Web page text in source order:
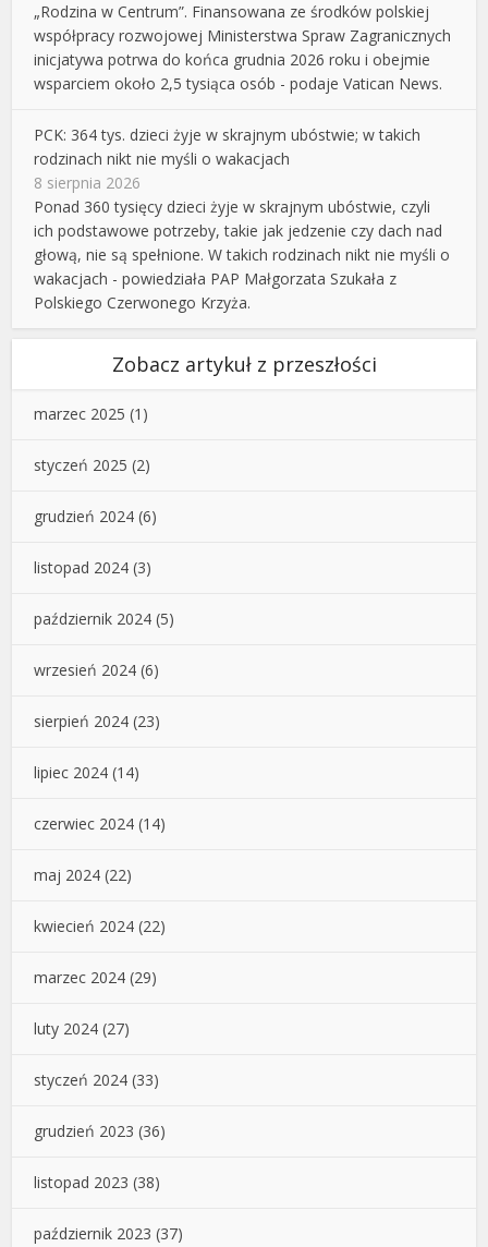
„Rodzina w Centrum”. Finansowana ze środków polskiej
współpracy rozwojowej Ministerstwa Spraw Zagranicznych
inicjatywa potrwa do końca grudnia 2026 roku i obejmie
wsparciem około 2,5 tysiąca osób - podaje Vatican News.
PCK: 364 tys. dzieci żyje w skrajnym ubóstwie; w takich
rodzinach nikt nie myśli o wakacjach
8 sierpnia 2026
Ponad 360 tysięcy dzieci żyje w skrajnym ubóstwie, czyli
ich podstawowe potrzeby, takie jak jedzenie czy dach nad
głową, nie są spełnione. W takich rodzinach nikt nie myśli o
wakacjach - powiedziała PAP Małgorzata Szukała z
Polskiego Czerwonego Krzyża.
Zobacz artykuł z przeszłości
marzec 2025 (1)
styczeń 2025 (2)
grudzień 2024 (6)
listopad 2024 (3)
październik 2024 (5)
wrzesień 2024 (6)
sierpień 2024 (23)
lipiec 2024 (14)
czerwiec 2024 (14)
maj 2024 (22)
kwiecień 2024 (22)
marzec 2024 (29)
luty 2024 (27)
styczeń 2024 (33)
grudzień 2023 (36)
listopad 2023 (38)
październik 2023 (37)